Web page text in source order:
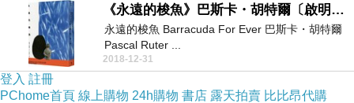
《永遠的梭魚》巴斯卡・胡特爾〔啟明出版〕
永遠的梭魚 Barracuda For Ever 巴斯卡・胡特爾
Pascal Ruter ...
2018-12-31
登入 註冊
PChome首頁 線上購物 24h購物 書店 露天拍賣 比比昂代購